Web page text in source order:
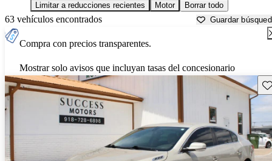
Limitar a reducciones recientes
Motor Borrar todo
63 vehículos encontrados Guardar
Compra con precios transparentes.
Mostrar solo avisos que incluyan tasas del concesionario